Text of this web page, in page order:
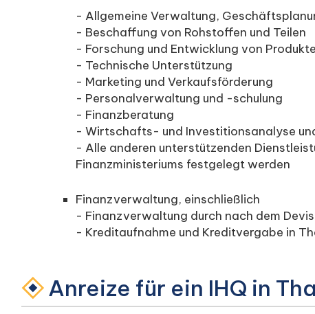
- Allgemeine Verwaltung,
- Beschaffung von Rohstoffen und Teilen
- Forschung und Entwicklung von
- Technische Unterstützung
- Marketing und Verkaufsförderung
- Personalverwaltung und -schulung
- Finanzberatung
- Wirtschafts- und Investitionsanalyse
- Alle anderen unterstützenden
Finanzministeriums festgelegt werden
Finanzverwaltung, einschließlich
- Finanzverwaltung durch nach dem
- Kreditaufnahme und Kreditvergabe in
Anreize für ein IHQ in